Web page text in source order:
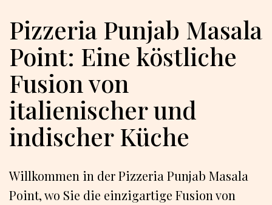
Pizzeria Punjab Masala
Point: Eine köstliche
Fusion von
italienischer und
indischer Küche
Willkommen in der Pizzeria Punjab Masala
Point, wo Sie die einzigartige Fusion von